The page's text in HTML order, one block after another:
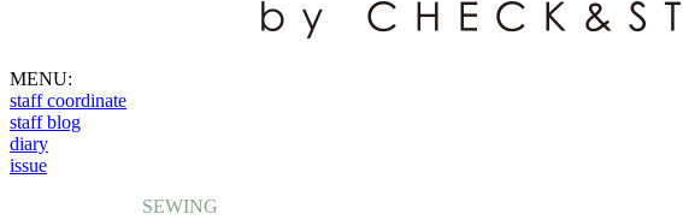
MENU:
staff coordinate
staff blog
diary
issue
SEWING